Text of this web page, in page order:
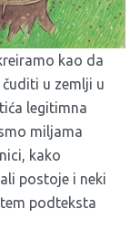
kao da
u zemlji u
legitimna
miljama
kako
postoje i neki
podteksta